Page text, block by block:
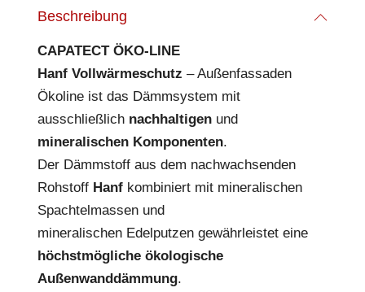
Beschreibung
CAPATECT ÖKO-LINE
Hanf Vollwärmeschutz – Außenfassaden
Ökoline ist das Dämmsystem mit
ausschließlich nachhaltigen und
mineralischen Komponenten.
Der Dämmstoff aus dem nachwachsenden
Rohstoff Hanf kombiniert mit mineralischen
Spachtelmassen und
mineralischen Edelputzen gewährleistet eine
höchstmögliche ökologische
Außenwanddämmung.